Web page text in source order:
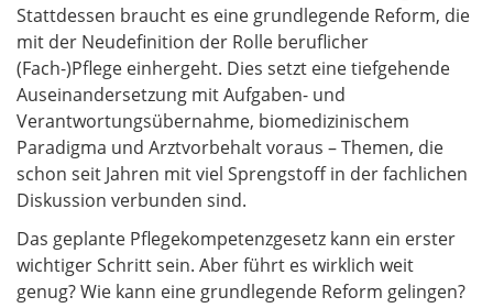
Stattdessen braucht es eine grundlegende Reform, die
mit der Neudefinition der Rolle beruflicher
(Fach-)Pflege einhergeht. Dies setzt eine tiefgehende
Auseinandersetzung mit Aufgaben- und
Verantwortungsübernahme, biomedizinischem
Paradigma und Arztvorbehalt voraus – Themen, die
schon seit Jahren mit viel Sprengstoff in der fachlichen
Diskussion verbunden sind.
Das geplante Pflegekompetenzgesetz kann ein erster
wichtiger Schritt sein. Aber führt es wirklich weit
genug? Wie kann eine grundlegende Reform gelingen?